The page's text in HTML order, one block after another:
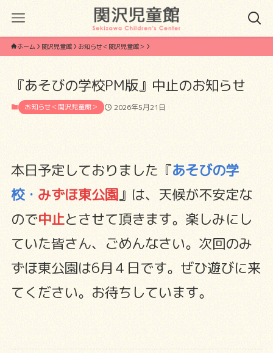
ホーム 関沢児童館 お知らせ＜関沢児童館＞
『あそびの学校PM版』中止のお知らせ
お知らせ＜関沢児童館＞ 2026年5月21日
本日予定しておりました『あそびの学
校・ みずほ東公園』は、天候が不安定な
ので中止とさせて頂きます。楽しみにし
ていた皆さん、ごめんなさい。次回のみ
ずほ東公園は6月４日です。ぜひ遊びに来
てください。お待ちしています。